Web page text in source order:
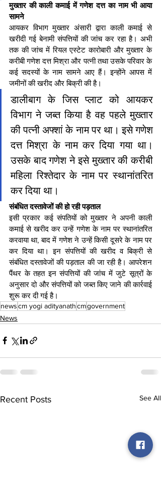
मुख्तार की काली कमाई में गणेश दत्त का नाम भी आया
सामने
आयकर विभाग मुख्तार अंसारी द्वारा काली कमाई से
खरीदी गई बेनामी संपत्तियों की जांच कर रहा है। अभी
तक की जांच में रियल एस्टेट कारोबारी और मुख्तार के
करीबी गणेश दत्त मिश्रा और पत्नी तथा उसके परिवार के
कई सदस्यों के नाम सामने आए हैं। इन्होंने आपस में
जमीनों की खरीद और बिक्री की है।
डालीबाग के जिस प्लाट को आयकर
विभाग ने जब्त किया है वह पहले मुख्तार
की पत्नी अफ्शां के नाम पर था। इसे गणेश
दत्त मिश्रा के नाम कर दिया गया था।
उसके बाद गणेश ने इसे मुख्तार की करीबी
महिला रिश्तेदार के नाम पर स्थानांतरित
कर दिया था।
संबंधित दस्तावेजों की हो रही पड़ताल
इसी प्रकार कई संपतियों को मुख्तार ने अपनी काली
कमाई से खरीद कर उन्हें गणेश के नाम पर स्थानांतरित
करवाया था, बाद में गणेश ने उन्हें किसी दूसरे के नाम पर
कर दिया था। इन संपत्तियों की खरीद व बिक्री से
संबंधित दस्तावेजों की पड़ताल की जा रही है। आपरेशन
पैंथर के तहत इन संपत्तियों की जांच में जुटे सूत्रों के
अनुसार दो और संपत्तियों को जब्त किए जाने की कार्रवाई
शुरू कर दी गई है।
newscm yogi adityanathcmgovernment
News
Recent Posts See All